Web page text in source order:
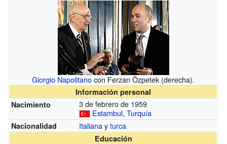
Giorgio Napolitanocon Ferzan Özpetek (derecha).
Información personal
Nacimiento
3 de febrero de 1959
Estambul,Turquía
Nacionalidad Italianayturca
Educación